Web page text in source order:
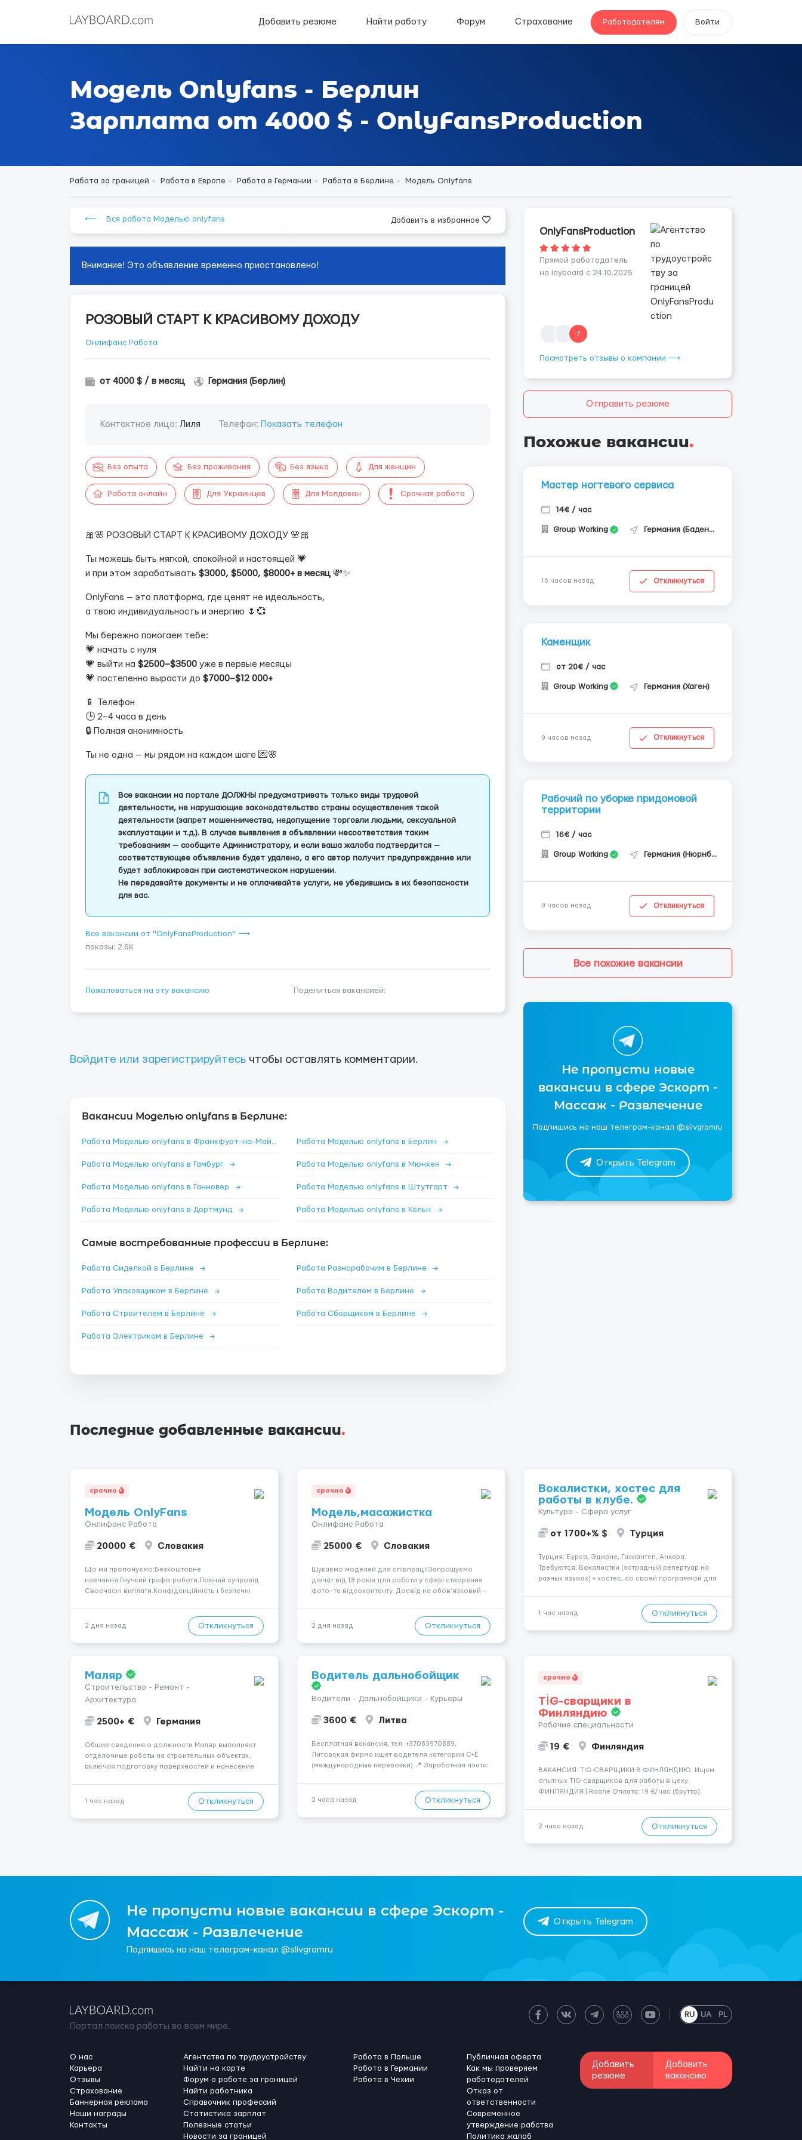
Добавить резюме Найти работу Форум Страхование Работодателям Войти
Модель Onlyfans - Берлин
Зарплата от 4000 $ - OnlyFansProduction
Работа за границей Работа в Европе Работа в Германии Работа в Берлине Модель Onlyfans
⟵ Вся работа Моделью onlyfans Добавить в избранное
Внимание! Это объявление временно приостановлено!
РОЗОВЫЙ СТАРТ К КРАСИВОМУ ДОХОДУ
Онлифанс Работа
от 4000 $ / в месяц Германия (Берлин)
Контактное лицо: Лиля Телефон: Показать телефон
Без опыта Без проживания Без языка Для женщин
Работа онлайн Для Украинцев Для Молдован Срочная работа
🎀🌸 РОЗОВЫЙ СТАРТ К КРАСИВОМУ ДОХОДУ 🌸🎀
Ты можешь быть мягкой, спокойной и настоящей 💗
и при этом зарабатывать $3000, $5000, $8000+ в месяц 💸✨
OnlyFans — это платформа, где ценят не идеальность,
а твою индивидуальность и энергию 🌷💞
Мы бережно помогаем тебе:
💗 начать с нуля
💗 выйти на $2500–$3500 уже в первые месяцы
💗 постепенно вырасти до $7000–$12 000+
📱 Телефон
🕒 2–4 часа в день
🔒 Полная анонимность
Ты не одна — мы рядом на каждом шаге 💌🌸
Все вакансии на портале ДОЛЖНЫ предусматривать только виды трудовой
деятельности, не нарушающие законодательство страны осуществления такой
деятельности (запрет мошенничества, недопущение торговли людьми, сексуальной
эксплуатации и т.д.). В случае выявления в объявлении несоответствия таким
требованиям — сообщите Администратору, и если ваша жалоба подтвердится —
соответствующее объявление будет удалено, а его автор получит предупреждение или
будет заблокирован при систематическом нарушении.
Не передавайте документы и не оплачивайте услуги, не убедившись в их безопасности
для вас.
Все вакансии от "OnlyFansProduction" ⟶
показы: 2.6K
Пожаловаться на эту вакансию Поделиться вакансией:
Войдите или зарегистрируйтесь чтобы оставлять комментарии.
Вакансии Моделью onlyfans в Берлине:
Работа Моделью onlyfans в Франкфурт-на-Майне Работа Моделью onlyfans в Берлин →
Работа Моделью onlyfans в Гамбург → Работа Моделью onlyfans в Мюнхен →
Работа Моделью onlyfans в Ганновер → Работа Моделью onlyfans в Штутгарт →
Работа Моделью onlyfans в Дортмунд → Работа Моделью onlyfans в Кёльн →
Самые востребованные профессии в Берлине:
Работа Сиделкой в Берлине → Работа Разнорабочим в Берлине →
Работа Упаковщиком в Берлине → Работа Водителем в Берлине →
Работа Строителем в Берлине → Работа Сборщиком в Берлине →
Работа Электриком в Берлине →
OnlyFansProduction
Прямой работодатель
на layboard с 24.10.2025
7
Посмотреть отзывы о компании ⟶
Отправить резюме
Похожие вакансии.
Мастер ногтевого сервиса
14€ / час
Group Working Германия (Баден-Вюртемберг)
16 часов назад Откликнуться
Каменщик
от 20€ / час
Group Working Германия (Хаген)
9 часов назад Откликнуться
Рабочий по уборке придомовой
территории
16€ / час
Group Working Германия (Нюрнберг)
9 часов назад Откликнуться
Все похожие вакансии
Не пропусти новые
вакансии в сфере Эскорт -
Массаж - Развлечение
Подпишись на наш телеграм-канал @slivgramru
Открыть Telegram
Последние добавленные вакансии.
срочно
Модель OnlyFans
Онлифанс Работа
20000 € Словакия
Що ми пропонуємо:Безкоштовне
навчання.Гнучкий графік роботи.Повний супровід
Своєчасні виплати.Конфіденційність і безпечні
розвиватися.Досвід не обов’язковий.Якщо вас
зацікавила вакансія — залишайте відгук, і ми
зв’яжемося ...
2 дня назад Откликнуться
срочно
Модель,масажистка
Онлифанс Работа
25000 € Словакия
Шукаємо моделей для співпраці!Запрошуємо
дівчат від 18 років для роботи у сфері створення
фото- та відеоконтенту. Досвід не обов’язковий —
конфіденційність і професійну підтримку.
Працюємо офіційно, поважаємо особ...
2 дня назад Откликнуться
Вокалистки, хостес для
работы в клубе.
Культура - Сфера услуг
от 1700+% $ Турция
Турция: Бурса, Эдирне, Газиантеп, Анкара.
Требуются: Вокалистки (эстрадный репертуар на
разных языках) + хостеc, со своей программой для
трех месяцев. Мед. страховка. Высокая зарплат...
1 час назад Откликнуться
Маляр
Строительство - Ремонт -
Архитектура
2500+ € Германия
Общие сведения о должности Маляр выполняет
отделочные работы на строительных объектах,
включая подготовку поверхностей и нанесение
на месте, приглашения делаем только для
профессионалов с доказательным портф...
1 час назад Откликнуться
Водитель дальнобойщик
Водители - Дальнобойщики - Курьеры
3600 € Литва
Бесплатная вакансия, тел. +37063970889,
Литовская фирма ищет водителя категории C+E
(международные перевозки) 📍 Заработная плата:
рефрижераторах. В среднем 400–500 км в день.
2 часа назад Откликнуться
срочно
TİG-сварщики в
Финляндию
Рабочие специальности
19 € Финляндия
​​ВАКАНСИЯ: TIG-СВАРЩИКИ В ФИНЛЯНДИЮ. Ищем
опытных TIG-сварщиков для работы в цеху.
ФИНЛЯНДИЯ | Raahe Оплата: 19 €/час (брутто).
переработки. Дата начала: — Как можно скорее....
2 часа назад Откликнуться
Не пропусти новые вакансии в сфере Эскорт -
Массаж - Развлечение
Подпишись на наш телеграм-канал @slivgramru
Открыть Telegram
Портал поиска работы во всем мире.
RU UA PL
О нас
Карьера
Отзывы
Страхование
Баннерная реклама
Наши награды
Контакты
Агентства по трудоустройству
Найти на карте
Форум о работе за границей
Найти работника
Справочник профессий
Статистика зарплат
Полезные статьи
Новости за границей
Работа в Польше
Работа в Германии
Работа в Чехии
Публичная оферта
Как мы проверяем
работодателей
Отказ от
ответственности
Современное
утверждение рабства
Политика жалоб
Добавить
резюме
Добавить
вакансию